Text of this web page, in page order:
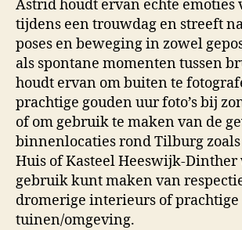
Astrid houdt ervan echte emoties
tijdens een trouwdag en streeft
poses en beweging in zowel
als spontane momenten tussen
houdt ervan om buiten te
prachtige gouden uur foto’s bij
of om gebruik te maken van de
binnenlocaties rond Tilburg
Huis of Kasteel Heeswijk-Dinther
gebruik kunt maken van
dromerige interieurs of prachtige
tuinen/omgeving.